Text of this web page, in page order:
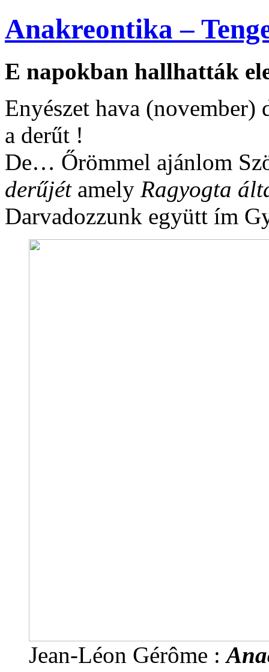
Anakreontika –
E napokban hallhatták
Enyészet hava (november)
a derűt !
De… Őrömmel ajánlom
derűjétamely Ragyogta
Darvadozzunk együtt ím
Jean-Léon Gérôme :